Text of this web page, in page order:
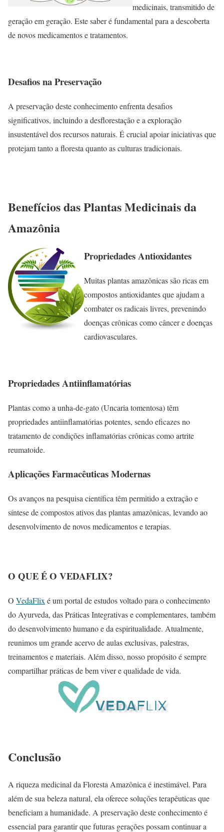
medicinais, transmitido de
geração em geração. Este saber é fundamental para a descoberta
de novos medicamentos e tratamentos.
Desafios na Preservação
A preservação deste conhecimento enfrenta desafios
significativos, incluindo a desflorestação e a exploração
insustentável dos recursos naturais. É crucial apoiar iniciativas que
protejam tanto a floresta quanto as culturas tradicionais.
Benefícios das Plantas Medicinais da
Amazônia
Propriedades Antioxidantes
Muitas plantas amazônicas são ricas em
compostos antioxidantes que ajudam a
combater os radicais livres, prevenindo
doenças crônicas como câncer e doenças
cardiovasculares.
Propriedades Antiinflamatórias
Plantas como a unha-de-gato (Uncaria tomentosa) têm
propriedades antiinflamatórias potentes, sendo eficazes no
tratamento de condições inflamatórias crônicas como artrite
reumatoide.
Aplicações Farmacêuticas Modernas
Os avanços na pesquisa científica têm permitido a extração e
síntese de compostos ativos das plantas amazônicas, levando ao
desenvolvimento de novos medicamentos e terapias.
O QUE É O VEDAFLIX?
O VedaFlix é um portal de estudos voltado para o conhecimento
do Ayurveda, das Práticas Integrativas e complementares, também
do desenvolvimento humano e da espiritualidade. Atualmente,
reunimos um grande acervo de aulas exclusivas, palestras,
treinamentos e materiais. Além disso, nosso propósito é sempre
compartilhar práticas de bem viver e qualidade de vida.
Conclusão
A riqueza medicinal da Floresta Amazônica é inestimável. Para
além de sua beleza natural, ela oferece soluções terapêuticas que
beneficiam a humanidade. A preservação deste conhecimento é
essencial para garantir que futuras gerações possam continuar a